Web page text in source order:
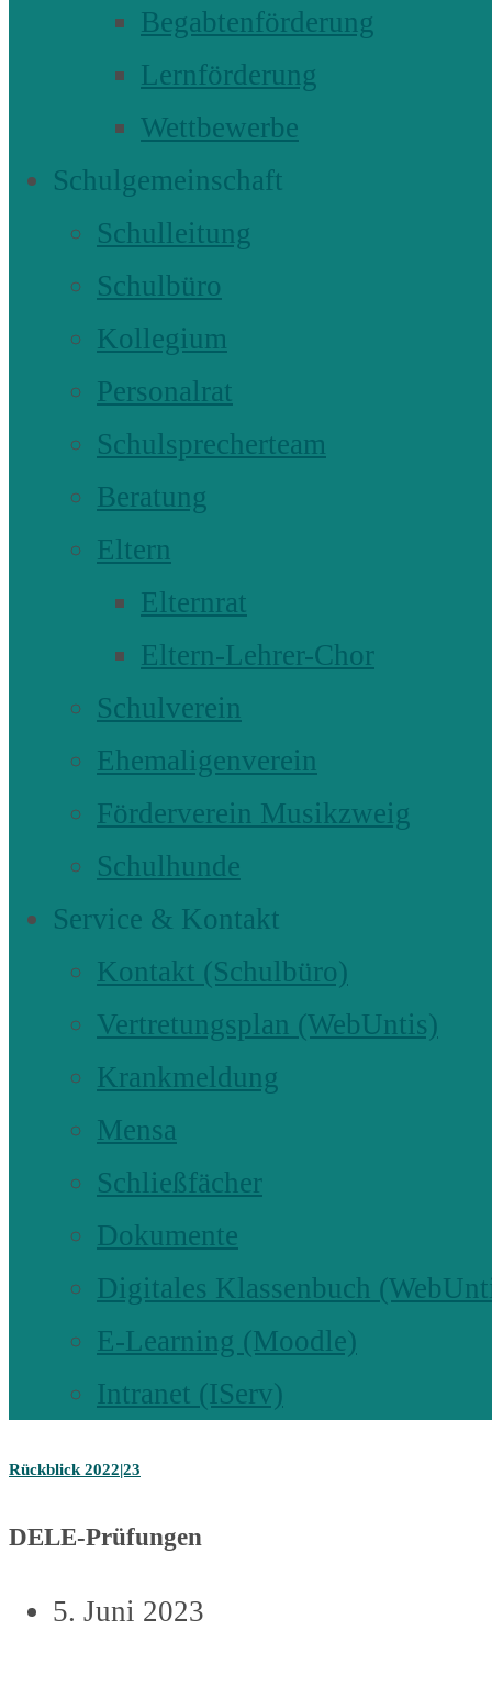
Begabtenförderung
Lernförderung
Wettbewerbe
Schulgemeinschaft
Schulleitung
Schulbüro
Kollegium
Personalrat
Schulsprecherteam
Beratung
Eltern
Elternrat
Eltern-Lehrer-Chor
Schulverein
Ehemaligenverein
Förderverein Musikzweig
Schulhunde
Service & Kontakt
Kontakt (Schulbüro)
Vertretungsplan (WebUntis)
Krankmeldung
Mensa
Schließfächer
Dokumente
Digitales Klassenbuch
E-Learning (Moodle)
Intranet (IServ)
Rückblick 2022|23
DELE-Prüfungen
5. Juni 2023